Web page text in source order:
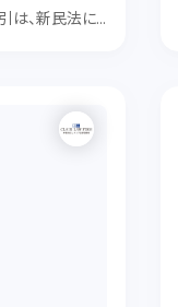
は、新民法に